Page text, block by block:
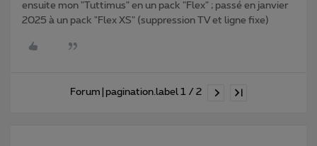
ensuite mon "Tuttimus" en un pack "Flex" ; passé en janvier
2025 à un pack "Flex XS" (suppression TV et ligne fixe)
Forum|pagination.label 1 / 2